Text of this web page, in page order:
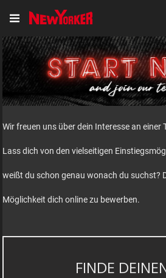
Wir freuen uns über dein Interesse an einer
Lass dich von den vielseitigen
weißt du schon genau wonach du suchst?
Möglichkeit dich online zu bewerben.
FINDE